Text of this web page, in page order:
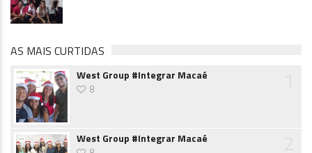
AS MAIS CURTIDAS
West Group #Integrar Macaé
8
West Group #Integrar Macaé